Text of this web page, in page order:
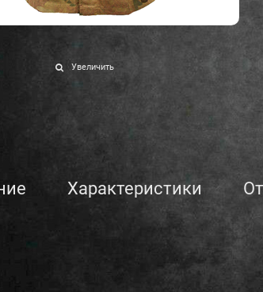
Увеличить
Характеристики